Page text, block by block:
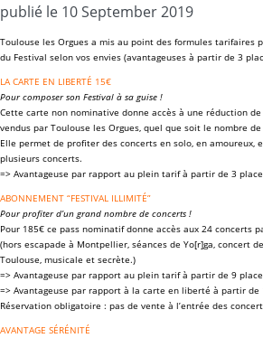
publié le 10 September 2019
Toulouse les Orgues a mis au point des formules tarifaires
du Festival selon vos envies (avantageuses à partir de 3
LA CARTE EN LIBERTÉ 15€
Pour composer son Festival à sa guise !
Cette carte non nominative donne accès à une réduction de
vendus par Toulouse les Orgues, quel que soit le nombre
Elle permet de profiter des concerts en solo, en amoureux,
plusieurs concerts.
=> Avantageuse par rapport au plein tarif à partir de 3
ABONNEMENT “FESTIVAL ILLIMITÉ”
Pour profiter d’un grand nombre de concerts !
Pour 185€ ce pass nominatif donne accès aux 24 concerts
(hors escapade à Montpellier, séances de Yo[r]ga, concert
Toulouse, musicale et secrète.)
=> Avantageuse par rapport au plein tarif à partir de 9
=> Avantageuse par rapport à la carte en liberté à partir de
Réservation obligatoire : pas de vente à l’entrée des
AVANTAGE SÉRÉNITÉ